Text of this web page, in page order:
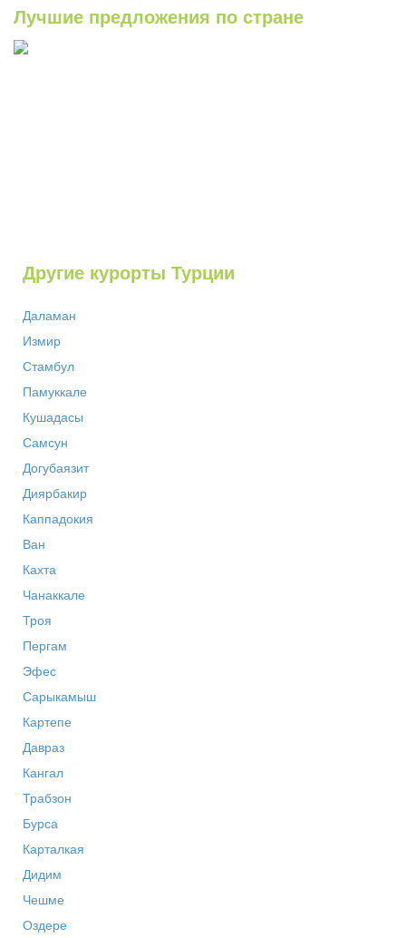
Лучшие предложения по стране
Другие курорты Турции
Даламан
Измир
Стамбул
Памуккале
Кушадасы
Самсун
Догубаязит
Диярбакир
Каппадокия
Ван
Кахта
Чанаккале
Троя
Пергам
Эфес
Сарыкамыш
Картепе
Давраз
Кангал
Трабзон
Бурса
Карталкая
Дидим
Чешме
Оздере